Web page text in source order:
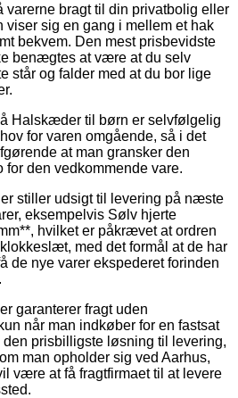
bragt til din privatbolig eller
viser sig en gang i mellem et hak
bekvem. Den mest prisbevidste
benægtes at være at du selv
står og falder med at du bor lige
Halskæder til børn er selvfølgelig
for varen omgående, så i det
at man gransker den
den vedkommende vare.
stiller udsigt til levering på næste
eksempelvis Sølv hjerte
hvilket er påkrævet at ordren
med det formål at de har
de nye varer ekspederet forinden
garanterer fragt uden
når man indkøber for en fastsat
prisbilligste løsning til levering,
man opholder sig ved Aarhus,
være at få fragtfirmaet til at levere